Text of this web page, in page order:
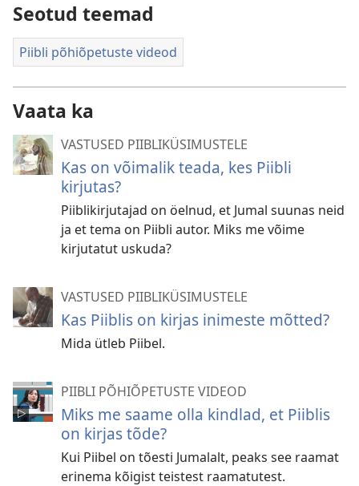
Seotud teemad
Piibli põhiõpetuste videod
Vaata ka
VASTUSED PIIBLIKÜSIMUSTELE
Kas on võimalik teada, kes Piibli
kirjutas?
Piiblikirjutajad on öelnud, et Jumal suunas neid
ja et tema on Piibli autor. Miks me võime
kirjutatut uskuda?
VASTUSED PIIBLIKÜSIMUSTELE
Kas Piiblis on kirjas inimeste mõtted?
Mida ütleb Piibel.
PIIBLI PÕHIÕPETUSTE VIDEOD
Miks me saame olla kindlad, et Piiblis
on kirjas tõde?
Kui Piibel on tõesti Jumalalt, peaks see raamat
erinema kõigist teistest raamatutest.